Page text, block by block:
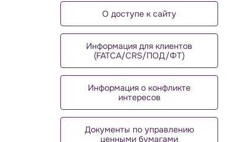
О доступе к сайту
Информация для клиентов
(FATCA/CRS/ПОД/ФТ)
Информация о конфликте
интересов
Документы по управлению
ценными бумагами